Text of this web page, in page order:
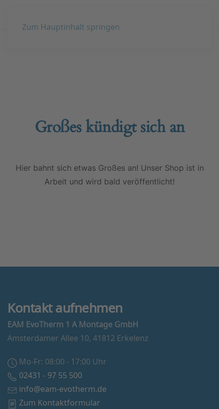
Zum Hauptinhalt springen
Großes kündigt sich an
Hier bahnt sich etwas Großes an! Unser Shop ist in
Arbeit und wird bald veröffentlicht!
Kontakt aufnehmen
EAM EvoTherm 1 A Montage GmbH
Amsterdamer Allee 10, 41812 Erkelenz
Mo-Fr: 08:00 - 17:00 Uhr
02431 - 97 55 500
info@eam-evotherm.de
Zum Kontaktformular